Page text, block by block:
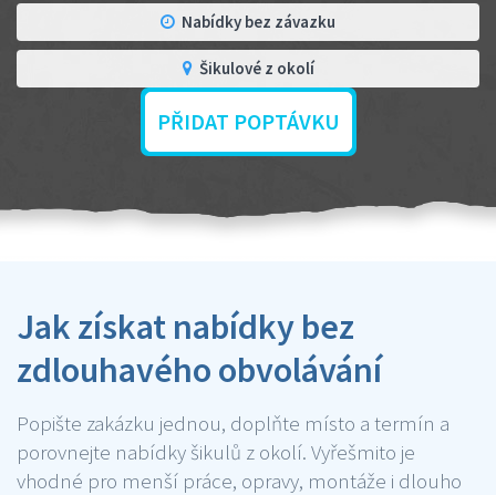
Nabídky bez závazku
Šikulové z okolí
PŘIDAT POPTÁVKU
Jak získat nabídky bez
zdlouhavého obvolávání
Popište zakázku jednou, doplňte místo a termín a
porovnejte nabídky šikulů z okolí. Vyřešmito je
vhodné pro menší práce, opravy, montáže i dlouho